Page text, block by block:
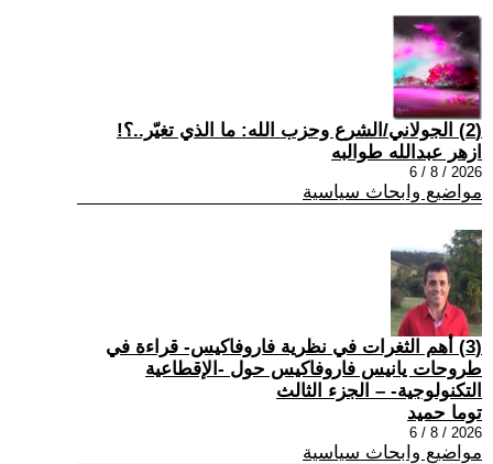
(2) الجولاني/الشرع وحزب الله: ما الذي تغيّر..؟!
ازهر عبدالله طوالبه
2026 / 8 / 6
مواضيع وابحاث سياسية
(3) أهم الثغرات في نظرية فاروفاكيس- قراءة في
طروحات يانيس فاروفاكيس حول -الإقطاعية
التكنولوجية- – الجزء الثالث
توما حميد
2026 / 8 / 6
مواضيع وابحاث سياسية